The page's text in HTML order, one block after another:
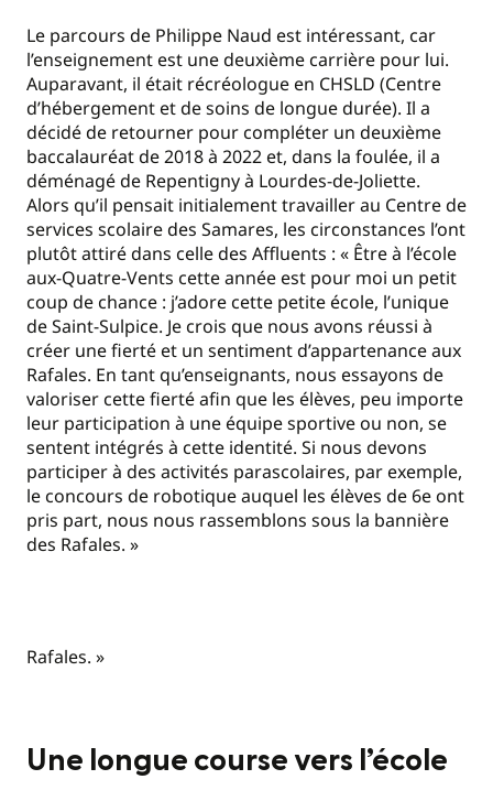
Le parcours de Philippe Naud est intéressant, car
l’enseignement est une deuxième carrière pour lui.
Auparavant, il était récréologue en CHSLD (Centre
d’hébergement et de soins de longue durée). Il a
décidé de retourner pour compléter un deuxième
baccalauréat de 2018 à 2022 et, dans la foulée, il a
déménagé de Repentigny à Lourdes-de-Joliette.
Alors qu’il pensait initialement travailler au Centre de
services scolaire des Samares, les circonstances l’ont
plutôt attiré dans celle des Affluents : « Être à l’école
aux-Quatre-Vents cette année est pour moi un petit
coup de chance : j’adore cette petite école, l’unique
de Saint-Sulpice. Je crois que nous avons réussi à
créer une fierté et un sentiment d’appartenance aux
Rafales. En tant qu’enseignants, nous essayons de
valoriser cette fierté afin que les élèves, peu importe
leur participation à une équipe sportive ou non, se
sentent intégrés à cette identité. Si nous devons
participer à des activités parascolaires, par exemple,
le concours de robotique auquel les élèves de 6e ont
pris part, nous nous rassemblons sous la bannière
des Rafales. »
Rafales. »
Une longue course vers l’école